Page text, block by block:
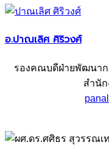
อ.ปาณเลิศ ศิริวงศ์
รองคณบดีฝ่ายพัฒนาก
สำนั